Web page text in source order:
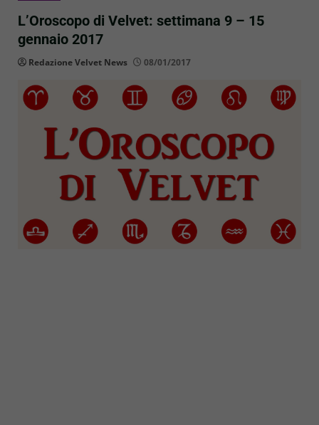
L’Oroscopo di Velvet: settimana 9 – 15
gennaio 2017
Redazione Velvet News 08/01/2017